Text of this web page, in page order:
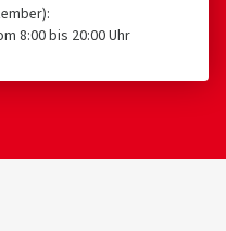
8:00 bis 20:00 Uhr